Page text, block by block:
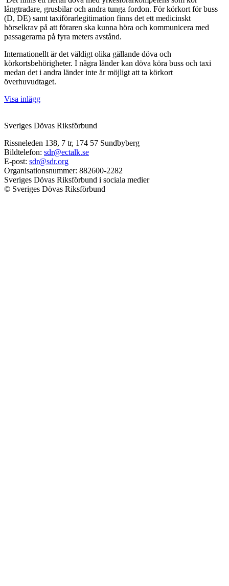
långtradare, grusbilar och andra tunga fordon. För körkort för buss
(D, DE) samt taxiförarlegitimation finns det ett medicinskt
hörselkrav på att föraren ska kunna höra och kommunicera med
passagerarna på fyra meters avstånd.
Internationellt är det väldigt olika gällande döva och
körkortsbehörigheter. I några länder kan döva köra buss och taxi
medan det i andra länder inte är möjligt att ta körkort
överhuvudtaget.
Visa inlägg
Sveriges Dövas Riksförbund
Rissneleden 138, 7 tr, 174 57 Sundbyberg
Bildtelefon: sdr@ectalk.se
E-post: sdr@sdr.org
Organisationsnummer: 882600-2282
Sveriges Dövas Riksförbund i sociala medier
© Sveriges Dövas Riksförbund